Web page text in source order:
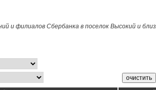
и филиалов Сбербанка в поселок Высокий и